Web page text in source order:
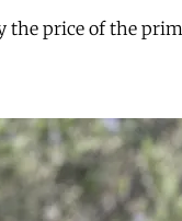
the price of the